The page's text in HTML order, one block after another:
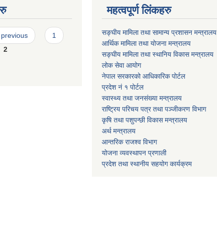
previous
1
2
महत्वपूर्ण लिंकहरु
सङ्घीय मामिला तथा सामान्य प्रशासन मन्त्रालय
आर्थिक मामिला तथा योजना मन्त्रालय
सङ्घीय मामिला तथा स्थानिय विकास मन्त्रालय
लोक सेवा आयोग
नेपाल सरकारको आधिकारिक पोर्टल
प्रदेश नं १ पोर्टल
स्वास्थ्य तथा जनसंख्या मन्त्रालय
राष्ट्रिय परिचय पत्र तथा पञ्जीकरण विभाग
कृषि तथा पशुपन्छी विकास मन्त्रालय
अर्थ मन्त्रालय
आन्तरिक राजश्व विभाग
योजना व्यवस्थापन प्रणाली
प्रदेश तथा स्थानीय सहयोग कार्यक्रम